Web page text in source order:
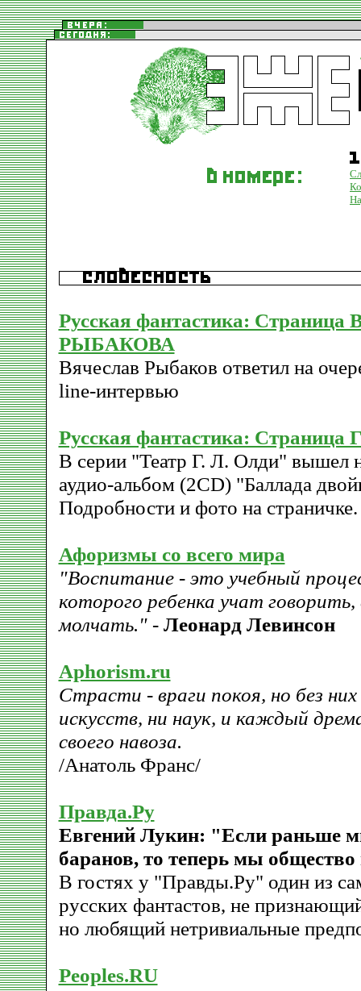
Русская фантастика: Страница
РЫБАКОВА
Вячеслав Рыбаков ответил на
line-интервью
Русская фантастика:
В серии "Театр Г. Л. Олди" вышел
аудио-альбом (2CD) "Баллада
Подробности и фото на страничке.
Афоризмы со всего мира
"Воспитание - это учебный
которого ребенка учат говорить,
молчать."- Леонард Левинсон
Aphorism.ru
Страсти - враги покоя, но без
искусств, ни наук, и каждый
своего навоза.
/Анатоль Франс/
Правда.Ру
Евгений Лукин: "Если раньше
баранов, то теперь мы
В гостях у "Правды.Ру" один из
русских фантастов, не
но любящий нетривиальные
Peoples.RU